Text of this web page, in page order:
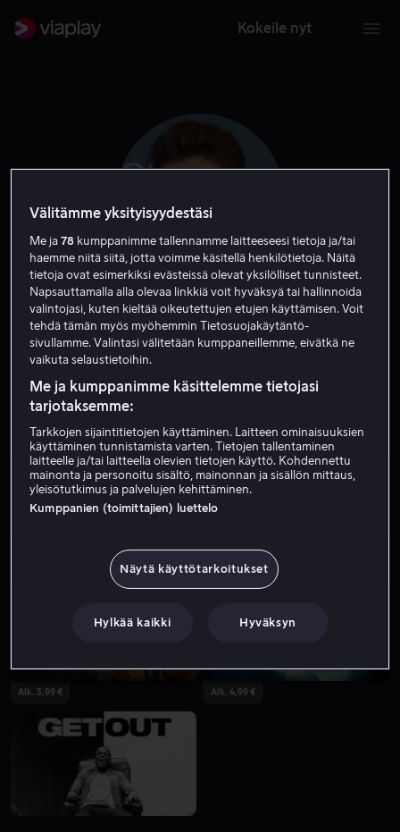
Kokeile nyt
Allison Williams
Tuotannonjohtaja
Alk. 3,99 € Alk. 4,99 €
Välitämme yksityisyydestäsi
Me ja78 kumppanimme tallennamme laitteeseesi tietoja ja/tai
haemme niitä siitä, jotta voimme käsitellä henkilötietoja. Näitä
tietoja ovat esimerkiksi evästeissä olevat yksilölliset tunnisteet.
Napsauttamalla alla olevaa linkkiä voit hyväksyä tai hallinnoida
valintojasi, kuten kieltää oikeutettujen etujen käyttämisen. Voit
tehdä tämän myös myöhemmin Tietosuojakäytäntö-
sivullamme. Valintasi välitetään kumppaneillemme, eivätkä ne
vaikuta selaustietoihin.
Me ja kumppanimme käsittelemme tietojasi
tarjotaksemme:
Tarkkojen sijaintitietojen käyttäminen. Laitteen ominaisuuksien
käyttäminen tunnistamista varten. Tietojen tallentaminen
laitteelle ja/tai laitteella olevien tietojen käyttö. Kohdennettu
mainonta ja personoitu sisältö, mainonnan ja sisällön mittaus,
yleisötutkimus ja palvelujen kehittäminen.
Kumppanien (toimittajien) luettelo
Näytä käyttötarkoitukset
Hylkää kaikki Hyväksyn